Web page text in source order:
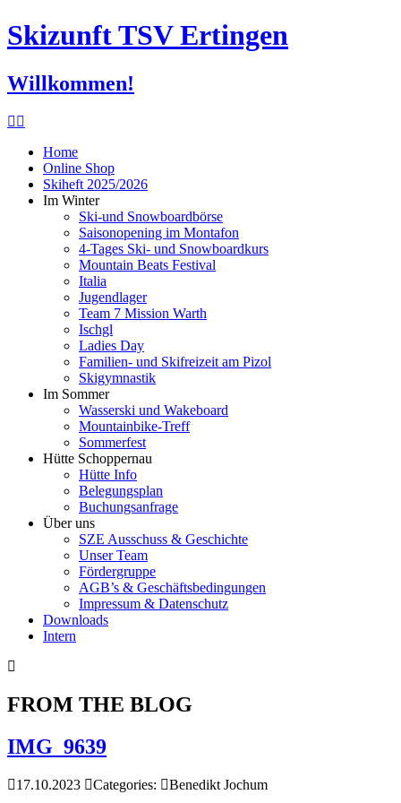
Skizunft TSV Ertingen
Willkommen!
Home
Online Shop
Skiheft 2025/2026
Im Winter
Ski-und Snowboardbörse
Saisonopening im Montafon
4-Tages Ski- und Snowboardkurs
Mountain Beats Festival
Italia
Jugendlager
Team 7 Mission Warth
Ischgl
Ladies Day
Familien- und Skifreizeit am Pizol
Skigymnastik
Im Sommer
Wasserski und Wakeboard
Mountainbike-Treff
Sommerfest
Hütte Schoppernau
Hütte Info
Belegungsplan
Buchungsanfrage
Über uns
SZE Ausschuss & Geschichte
Unser Team
Fördergruppe
AGB’s & Geschäftsbedingungen
Impressum & Datenschutz
Downloads
Intern
FROM THE BLOG
IMG_9639
17.10.2023 Categories: Benedikt Jochum